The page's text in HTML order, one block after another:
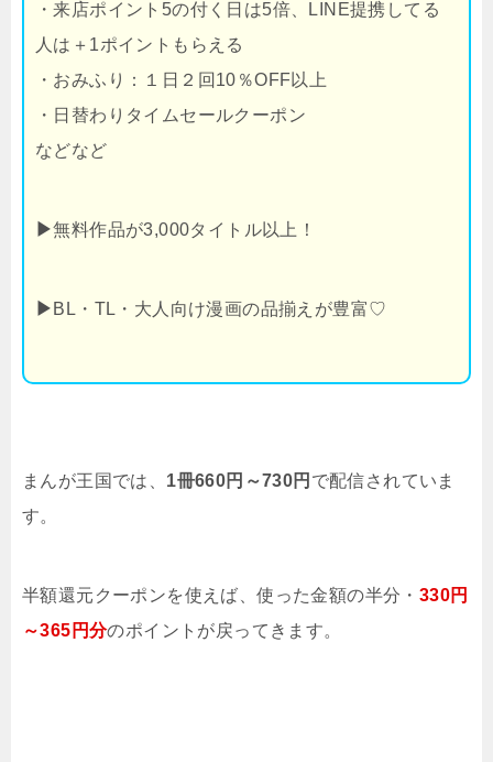
・来店ポイント5の付く日は5倍、LINE提携してる
人は＋1ポイントもらえる
・おみふり：１日２回10％OFF以上
・日替わりタイムセールクーポン
などなど
▶無料作品が3,000タイトル以上！
▶ BL・TL・大人向け漫画の品揃えが豊富♡
まんが王国では、 1冊660円～730円 で配信されていま
す。
半額還元クーポンを使えば、使った金額の半分・ 330円
～365円分のポイントが戻ってきます。